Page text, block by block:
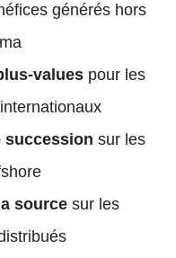
générés hors
valuespour les
succession sur les
sourcesur les